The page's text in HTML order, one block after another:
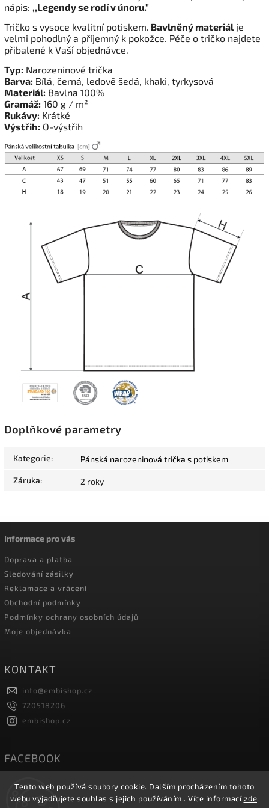
Tento web používá soubory cookie. Dalším procházením tohoto
webu vyjadřujete souhlas s jejich používáním.. Více informacízde.
nápis: ,,Legendy se rodí v únoru."
Tričko s vysoce kvalitní potiskem. Bavlněný materiál je
velmi pohodlný a příjemný k pokožce. Péče o tričko najdete
přibalené k Vaší objednávce.
Typ: Narozeninové trička
Barva: Bílá, černá, ledově šedá, khaki, tyrkysová
Materiál: Bavlna 100%
Gramáž: 160 g / m²
Rukávy: Krátké
Výstřih: O-výstřih
Doplňkové parametry
Kategorie: Pánská narozeninová trička s potiskem
Záruka: 2 roky
Informace pro vás
Doprava a platba
Sledování zásilky
Reklamace a vrácení
Obchodní podmínky
Podmínky ochrany osobních údajů
Moje objednávka
KONTAKT
info@embishop.cz
720518206
embishop.cz
FACEBOOK